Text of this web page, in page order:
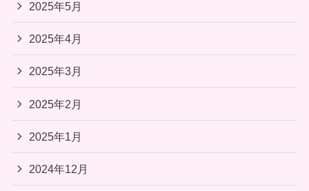
2025年5月
2025年4月
2025年3月
2025年2月
2025年1月
2024年12月